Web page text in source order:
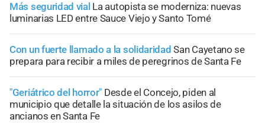
Más seguridad vial La autopista se moderniza: nuevas
luminarias LED entre Sauce Viejo y Santo Tomé
Con un fuerte llamado a la solidaridad San Cayetano se
prepara para recibir a miles de peregrinos de Santa Fe
"Geriátrico del horror" Desde el Concejo, piden al
municipio que detalle la situación de los asilos de
ancianos en Santa Fe